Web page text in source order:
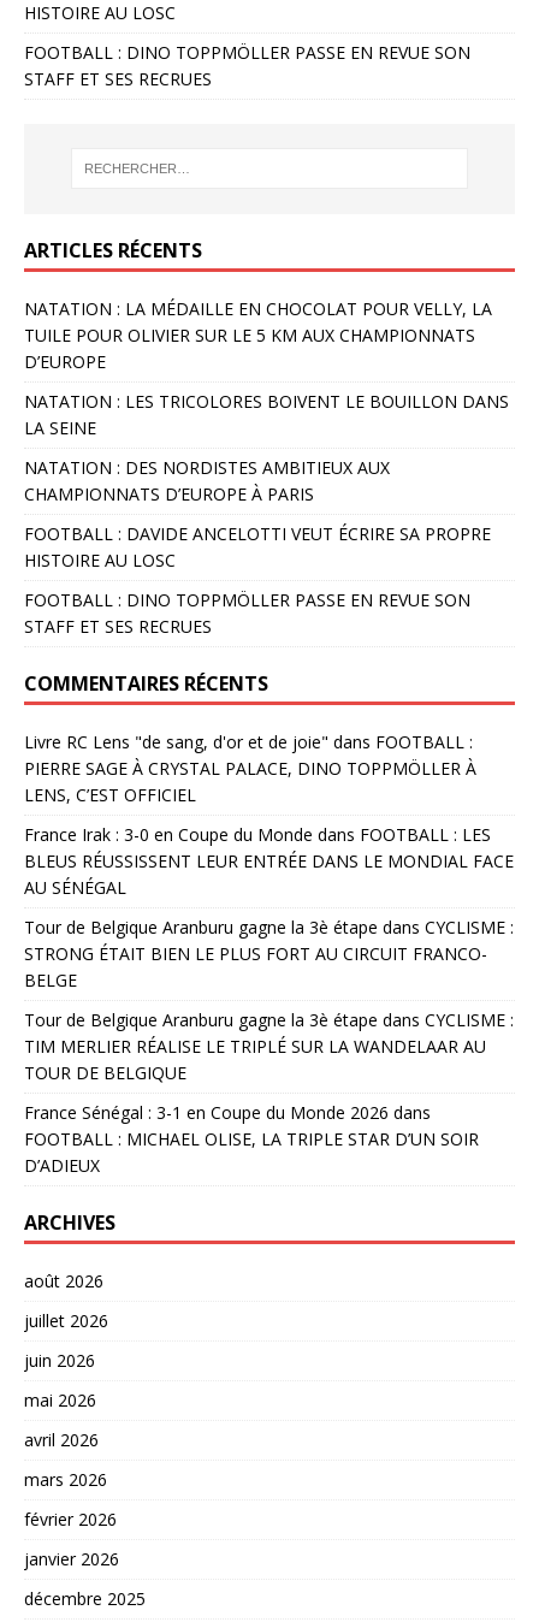
HISTOIRE AU LOSC
FOOTBALL : DINO TOPPMÖLLER PASSE EN REVUE SON
STAFF ET SES RECRUES
ARTICLES RÉCENTS
NATATION : LA MÉDAILLE EN CHOCOLAT POUR VELLY, LA
TUILE POUR OLIVIER SUR LE 5 KM AUX CHAMPIONNATS
D’EUROPE
NATATION : LES TRICOLORES BOIVENT LE BOUILLON DANS
LA SEINE
NATATION : DES NORDISTES AMBITIEUX AUX
CHAMPIONNATS D’EUROPE À PARIS
FOOTBALL : DAVIDE ANCELOTTI VEUT ÉCRIRE SA PROPRE
HISTOIRE AU LOSC
FOOTBALL : DINO TOPPMÖLLER PASSE EN REVUE SON
STAFF ET SES RECRUES
COMMENTAIRES RÉCENTS
Livre RC Lens "de sang, d'or et de joie" dans FOOTBALL :
PIERRE SAGE À CRYSTAL PALACE, DINO TOPPMÖLLER À
LENS, C’EST OFFICIEL
France Irak : 3-0 en Coupe du Monde dans FOOTBALL : LES
BLEUS RÉUSSISSENT LEUR ENTRÉE DANS LE MONDIAL FACE
AU SÉNÉGAL
Tour de Belgique Aranburu gagne la 3è étape dans CYCLISME :
STRONG ÉTAIT BIEN LE PLUS FORT AU CIRCUIT FRANCO-
BELGE
Tour de Belgique Aranburu gagne la 3è étape dans CYCLISME :
TIM MERLIER RÉALISE LE TRIPLÉ SUR LA WANDELAAR AU
TOUR DE BELGIQUE
France Sénégal : 3-1 en Coupe du Monde 2026 dans
FOOTBALL : MICHAEL OLISE, LA TRIPLE STAR D’UN SOIR
D’ADIEUX
ARCHIVES
août 2026
juillet 2026
juin 2026
mai 2026
avril 2026
mars 2026
février 2026
janvier 2026
décembre 2025